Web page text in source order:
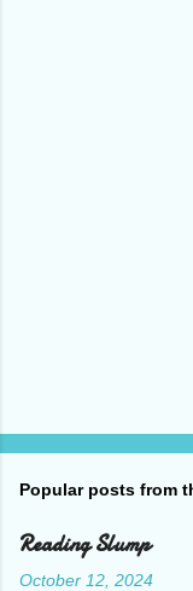
Popular posts from
Reading Slump
October 12, 2024